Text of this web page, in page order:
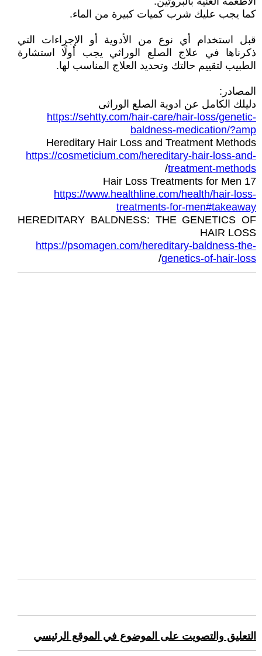
كما يجب عليك شرب كميات كبيرة من الماء.
قبل استخدام أي نوع من الأدوية أو الإجراءات التي
ذكرناها في علاج الصلع الوراثي يجب أولًا استشارة
الطبيب لتقييم حالتك وتحديد العلاج المناسب لها.
المصادر:
دليلك الكامل عن ادوية الصلع الوراثى
https://sehtty.com/hair-care/hair-loss/genetic-
baldness-medication/?amp
Hereditary Hair Loss and Treatment Methods
https://cosmeticium.com/hereditary-hair-loss-and-
treatment-methods
/
17 Hair Loss Treatments for Men
https://www.healthline.com/health/hair-loss-
treatments-for-men#takeaway
HEREDITARY BALDNESS: THE GENETICS OF
HAIR LOSS
https://psomagen.com/hereditary-baldness-the-
genetics-of-hair-loss
/
التعليق والتصويت على الموضوع في الموقع الرئيسي